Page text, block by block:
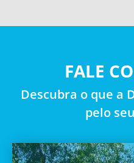
FALE
Descubra o que a
pelo